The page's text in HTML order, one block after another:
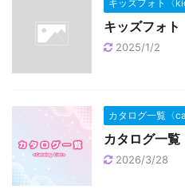
キッズフォト〈
キッズフォト
2025/1/2
カタログ一覧〈
カタログ一
2026/3/28